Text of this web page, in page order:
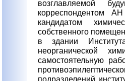
возглавляемой
корреспондентом
кандидатом
собственного
в здании
неорганической
самостоятельную
подразделений